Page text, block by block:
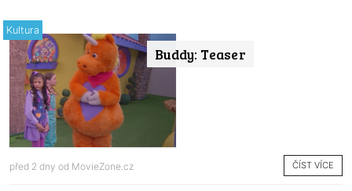
Buddy: Teaser
Kultura
před 2 dny od MovieZone.cz ČÍST VÍCE